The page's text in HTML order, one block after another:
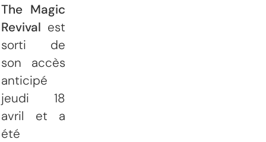
The Magic
Revival est
sorti de
son accès
anticipé
jeudi 18
avril et a
été